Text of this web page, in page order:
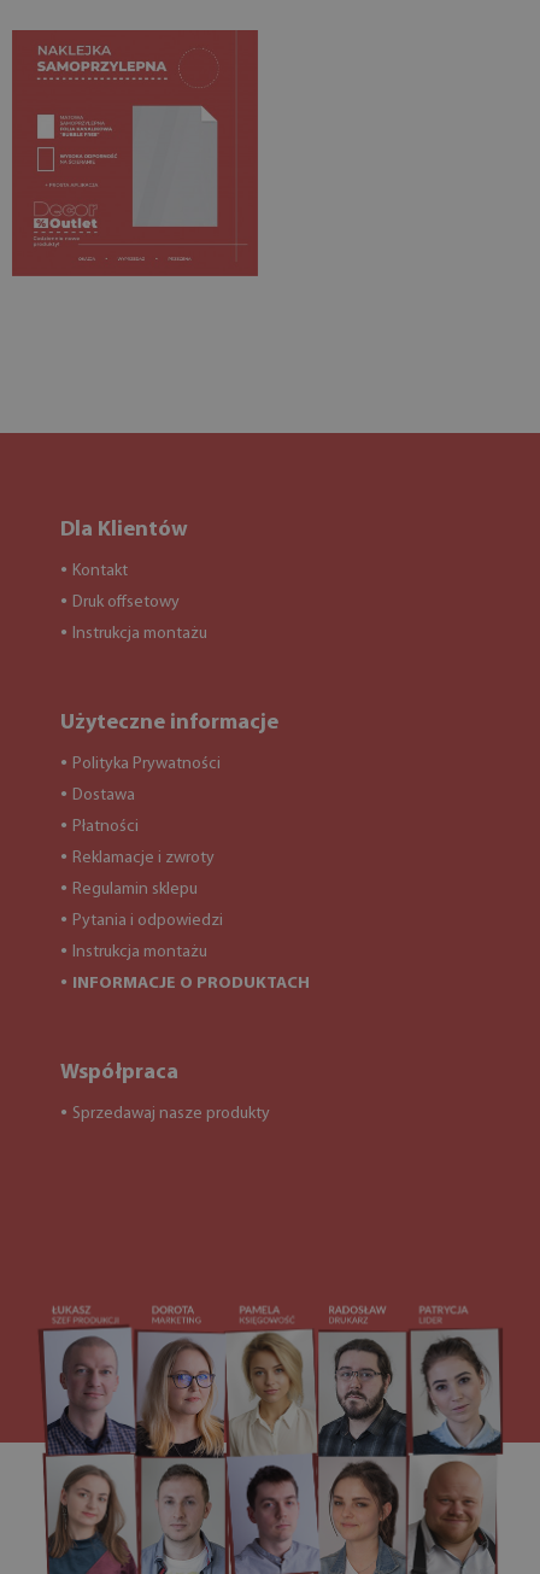
Dla Klientów
● Kontakt
● Druk offsetowy
● Instrukcja montażu
Użyteczne informacje
● Polityka Prywatności
● Dostawa
● Płatności
● Reklamacje i zwroty
● Regulamin sklepu
● Pytania i odpowiedzi
● Instrukcja montażu
● INFORMACJE O PRODUKTACH
Współpraca
● Sprzedawaj nasze produkty